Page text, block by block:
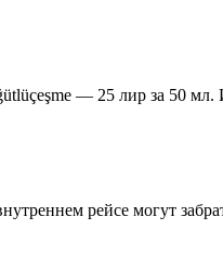
— 25 лир за 50 мл.
рейсе могут